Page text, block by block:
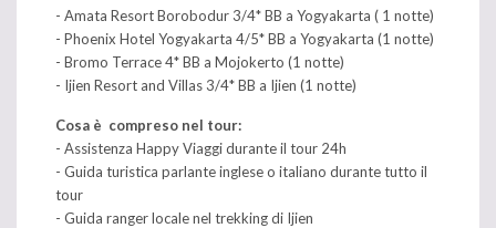
- Amata Resort Borobodur 3/4* BB a Yogyakarta ( 1 notte)
- Phoenix Hotel Yogyakarta 4/5* BB a Yogyakarta (1 notte)
- Bromo Terrace 4* BB a Mojokerto (1 notte)
- Ijien Resort and Villas 3/4* BB a Ijien (1 notte)
Cosa è compreso nel tour:
- Assistenza Happy Viaggi durante il tour 24h
- Guida turistica parlante inglese o italiano durante tutto il
tour
- Guida ranger locale nel trekking di Ijien